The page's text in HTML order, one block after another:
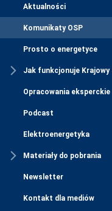
Aktualności
Komunikaty OSP
Prosto o energetyce
Jak funkcjonuje
Opracowania eksperckie
Podcast
Elektroenergetyka
Materiały do pobrania
Newsletter
Kontakt dla mediów